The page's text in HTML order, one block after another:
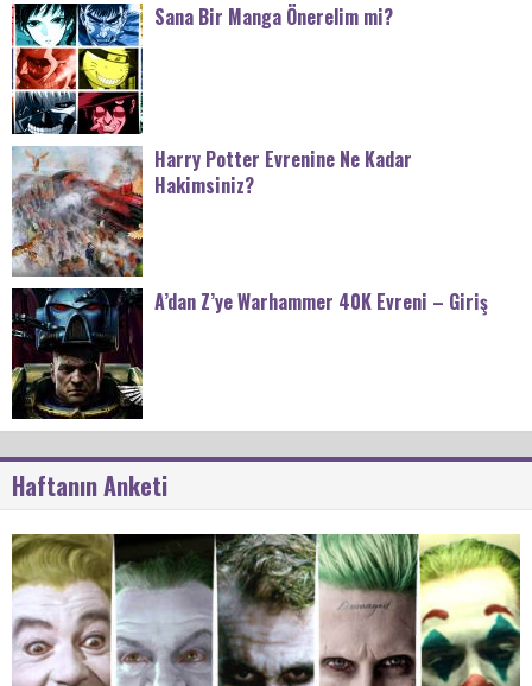
Sana Bir Manga Önerelim mi?
Harry Potter Evrenine Ne Kadar
Hakimsiniz?
A’dan Z’ye Warhammer 40K Evreni – Giriş
Haftanın Anketi